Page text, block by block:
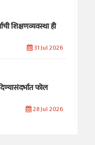
शिक्षणव्यवस्था ही
31 Jul 2026
फोल
28 Jul 2026